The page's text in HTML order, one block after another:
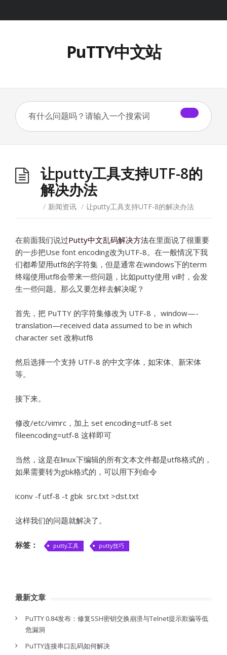
PuTTY中文站
让putty工具支持UTF-8的
解决办法
/ 新闻资讯 / 让putty工具支持UTF-8的解决办法
在前面我们说过Putty中文乱码解决方法在里面说了很重要
的一步把Use font encoding改为UTF-8。在一般情况下我
们都希望用utf8的字符集，但是通常在windows下的term
终端使用utf8会带来一些问题，比如putty使用 vi时，会发
生一些问题。那么又要怎样去解决呢？
首先，把 PuTTY 的字符集修改为 UTF-8， window—-
translation—received data assumed to be in which
character set 改称utf8
然后选择一个支持 UTF-8 的中文字体，如宋体、新宋体
等。
接下来。
修改/etc/vimrc，加上 set encoding=utf-8 set
fileencoding=utf-8 这样即可
当然，这是在linux下编辑的所有文本文件都是utf8格式的，
如果需要转为gbk格式的，可以用下列命令
iconv -f utf-8 -t gbk src.txt >dst.txt
这样我们的问题就解决了。
标签： putty工具 putty技巧
最新文章
PuTTY 0.84发布：修复SSH密钥交换崩溃与Telnet提示欺骗等低
危漏洞
PuTTY连接串口乱码如何解决